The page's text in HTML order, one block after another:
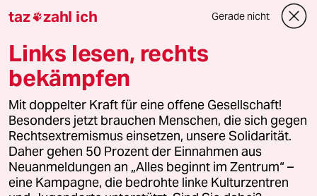
Downloads für Abonnierende
© 2026 taz Verlags und Vertriebs GmbH
Alle Rechte vorbehalten. Bei rechtlichen Fragen oder für Genehmigungen
wenden Sie sich bitte an
lizenzen@taz.de
Feedback Redaktionsstatut Kommune-Richtlinien
Leitlinie Informant Datenschutz Impressum AGB
taz zahl ich Gerade nicht
Links lesen, rechts
bekämpfen
Mit doppelter Kraft für eine offene Gesellschaft!
Besonders jetzt brauchen Menschen, die sich gegen
Rechtsextremismus einsetzen, unsere Solidarität.
Daher gehen 50 Prozent der Einnahmen aus
Neuanmeldungen an „Alles beginnt im Zentrum“ –
eine Kampagne, die bedrohte linke Kulturzentren